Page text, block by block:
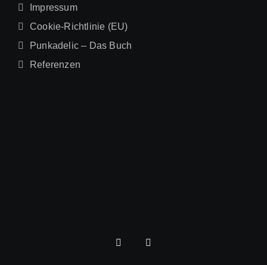
Impressum
Cookie-Richtlinie (EU)
Punkadelic – Das Buch
Referenzen